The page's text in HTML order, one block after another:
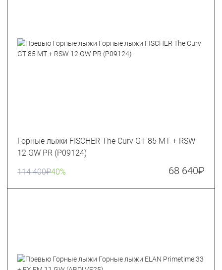
Горные лыжи FISCHER The Curv GT 85 MT + RSW
12 GW PR (P09124)
114 400₽40% 68 640₽